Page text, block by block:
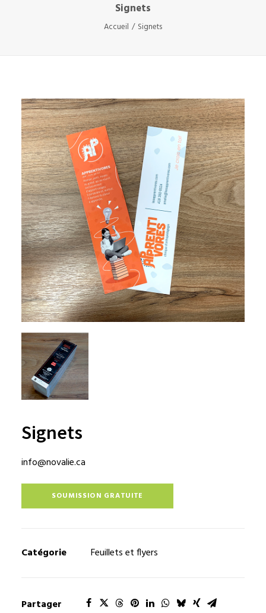
Signets
Accueil Signets
Signets
info@novalie.ca
SOUMISSION GRATUITE
Catégorie Feuillets et flyers
Partager